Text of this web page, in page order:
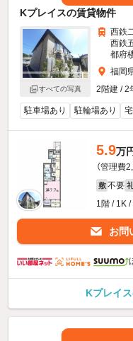
Kプレイスの賃貸物件
すべての写真
西鉄
西鉄
都府
福岡
2階建 / 2
駐車場あり 駐輪場あり
5.9万
（管理費
敷 不要
1階 / 1K
お問
Kプレイ